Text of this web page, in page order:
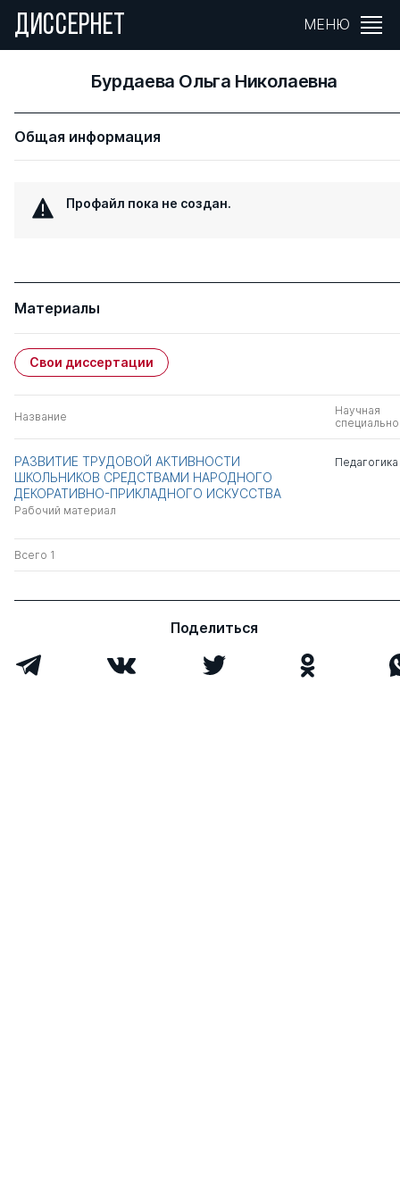
ДИССЕРНЕТ МЕНЮ
Бурдаева Ольга Николаевна
Общая информация
Профайл пока не создан.
Материалы
Свои диссертации
Название
Научная
РАЗВИТИЕ ТРУДОВОЙ АКТИВНОСТИ
ШКОЛЬНИКОВ СРЕДСТВАМИ НАРОДНОГО
ДЕКОРАТИВНО-ПРИКЛАДНОГО ИСКУССТВА
Рабочий материал
Педагогика
Всего 1
Поделиться